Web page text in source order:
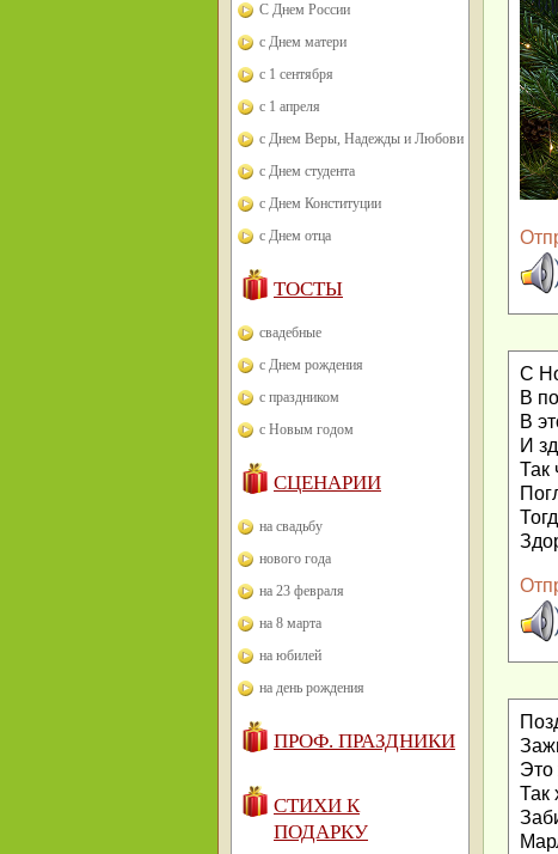
С Днем России
с Днем матери
с 1 сентября
с 1 апреля
с Днем Веры, Надежды и Любови
с Днем студента
с Днем Конституции
с Днем отца
ТОСТЫ
свадебные
с Днем рождения
с праздником
с Новым годом
СЦЕНАРИИ
на свадьбу
нового года
на 23 февраля
на 8 марта
на юбилей
на день рождения
ПРОФ. ПРАЗДНИКИ
СТИХИ К
ПОДАРКУ
С
В
В
И
Так
Это
Так